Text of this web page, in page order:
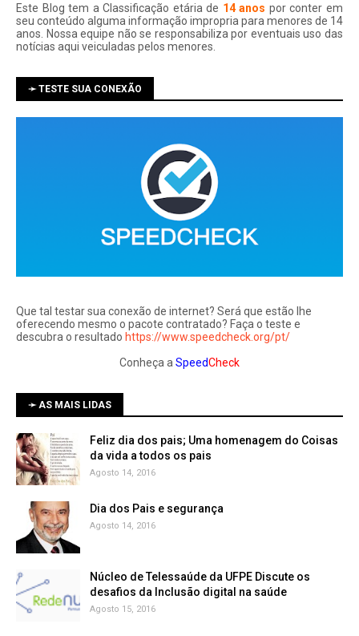
Este Blog tem a Classificação etária de 14 anos por conter em
seu conteúdo alguma informação impropria para menores de 14
anos. Nossa equipe não se responsabiliza por eventuais uso das
notí­cias aqui veiculadas pelos menores.
➛ TESTE SUA CONEXÃO
Que tal testar sua conexão de internet? Será que estão lhe
oferecendo mesmo o pacote contratado? Faça o teste e
descubra o resultado https://www.speedcheck.org/pt/
Conheça a SpeedCheck
➛ AS MAIS LIDAS
Feliz dia dos pais; Uma homenagem do Coisas
da vida a todos os pais
Agosto 14, 2016
Dia dos Pais e segurança
Agosto 14, 2016
Núcleo de Telessaúde da UFPE Discute os
Agosto 15, 2016